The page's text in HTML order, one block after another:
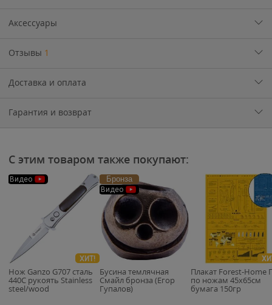
Аксессуары
Отзывы 1
Доставка и оплата
Гарантия и возврат
С этим товаром также покупают:
Видео
ХИТ!
Нож Ganzo G707 cталь
440C рукоять Stainless
steel/wood
Бронза
Видео
Бусина темлячная
Смайл бронза (Егор
Гупалов)
Плакат Forest-Home
по ножам 45х65см
бумага 150гр